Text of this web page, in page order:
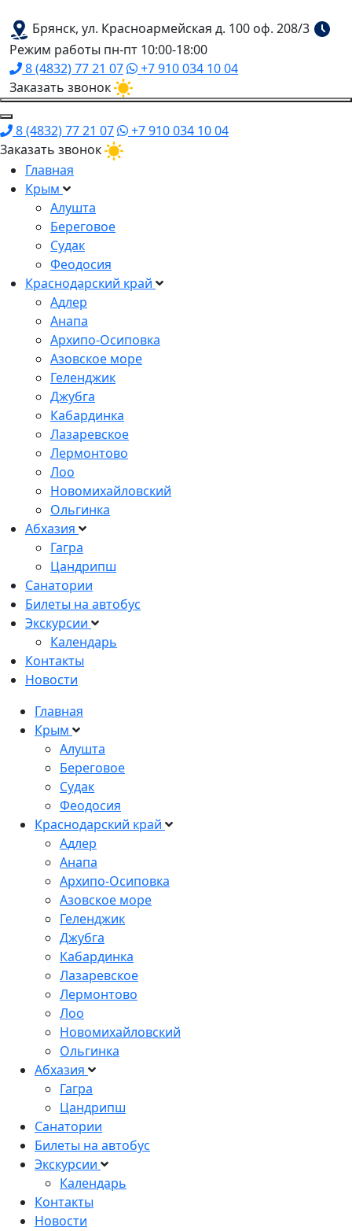
Брянск, ул. Красноармейская д. 100 оф. 208/3
Режим работы пн-пт 10:00-18:00
8 (4832) 77 21 07
+7 910 034 10 04
Заказать звонок
8 (4832) 77 21 07
+7 910 034 10 04
Заказать звонок
Главная
Крым
Алушта
Береговое
Судак
Феодосия
Краснодарский край
Адлер
Анапа
Архипо-Осиповка
Азовское море
Геленджик
Джубга
Кабардинка
Лазаревское
Лермонтово
Лоо
Новомихайловский
Ольгинка
Абхазия
Гагра
Цандрипш
Санатории
Билеты на автобус
Экскурсии
Календарь
Контакты
Новости
Главная
Крым
Алушта
Береговое
Судак
Феодосия
Краснодарский край
Адлер
Анапа
Архипо-Осиповка
Азовское море
Геленджик
Джубга
Кабардинка
Лазаревское
Лермонтово
Лоо
Новомихайловский
Ольгинка
Абхазия
Гагра
Цандрипш
Санатории
Билеты на автобус
Экскурсии
Календарь
Контакты
Новости